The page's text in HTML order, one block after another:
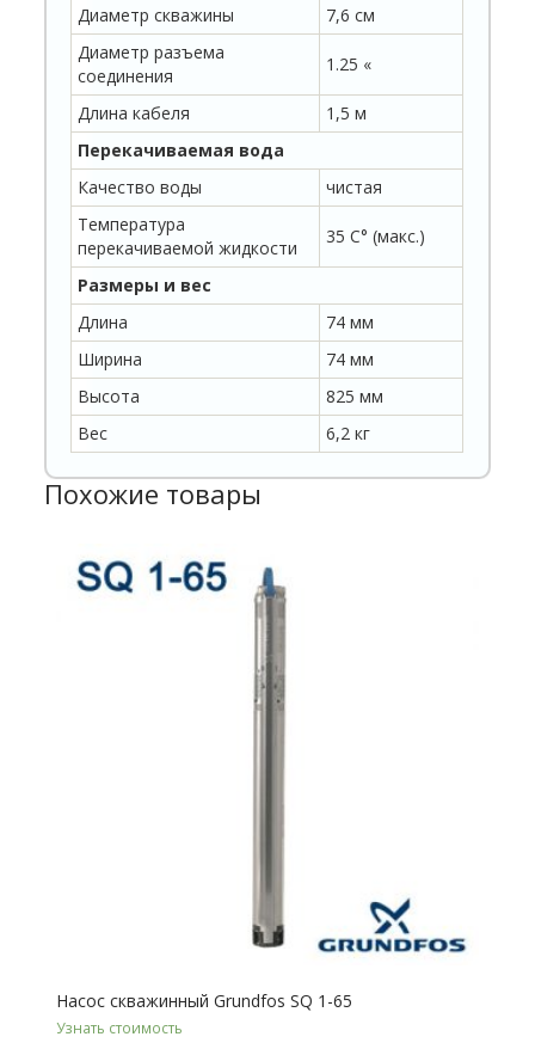
Диаметр скважины
7,6 см
Диаметр разъема
соединения
1.25 «
Длина кабеля
1,5 м
Перекачиваемая вода
Качество воды
чистая
Температура
перекачиваемой жидкости
35 C° (макс.)
Размеры и вес
Длина
74 мм
Ширина
74 мм
Высота
825 мм
Вес
6,2 кг
Похожие товары
Насос скважинный Grundfos SQ 1-65
Узнать стоимость